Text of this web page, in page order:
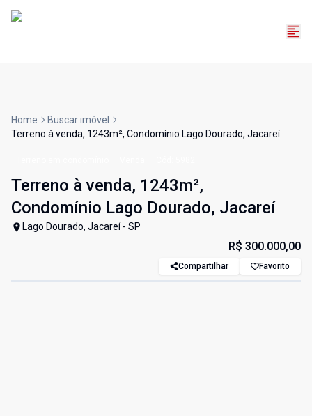
Home
Buscar imóvel
Terreno à venda, 1243m², Condomínio Lago Dourado, Jacareí
Terreno à venda, 1243m²,
Condomínio Lago Dourado, Jacareí
Lago Dourado, Jacareí - SP
R$ 300.000,00
Compartilhar Favorito